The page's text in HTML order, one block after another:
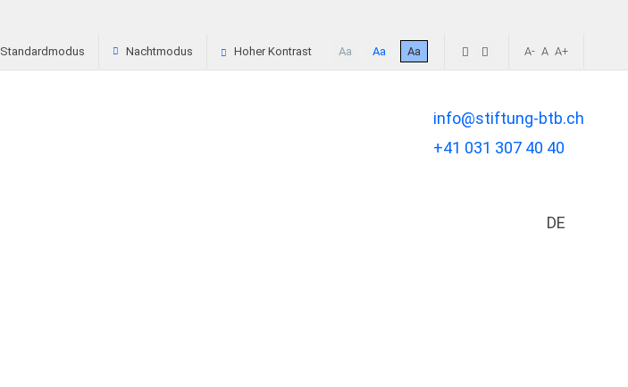
Standardmodus Nachtmodus Hoher Kontrast Aa Aa Aa A- A A+
info@stiftung-btb.ch
+41 031 307 40 40
Sprache
DE